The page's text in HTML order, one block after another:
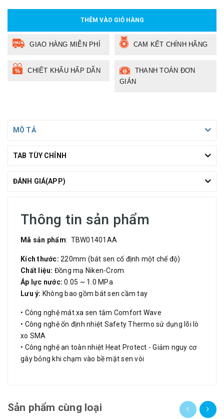
THÊM VÀO GIỎ HÀNG
GIAO HÀNG MIỄN PHÍ CAM KẾT CHÍNH HÃNG
CHIẾT KHẤU HẤP DẪN
THANH TOÁN ĐƠN
GIẢN
MÔ TẢ
TAB TÙY CHỈNH
ĐÁNH GIÁ(APP)
Thông tin sản phẩm
Mã sản phẩm: TBW01401AA
Kích thước: 220mm (bát sen cố định một chế độ)
Chất liệu: Đồng mạ Niken-Crom
Áp lực nước: 0.05 ~ 1.0 MPa
Lưu ý: Không bao gồm bát sen cầm tay
• Công nghệ mát xa sen tắm Comfort Wave
• Công nghệ ổn định nhiệt Safety Thermo sử dụng lõi lò
xo SMA
• Công nghệ an toàn nhiệt Heat Protect - Giảm nguy cơ
gây bỏng khi chạm vào bề mặt sen vòi
Sản phẩm cùng loại